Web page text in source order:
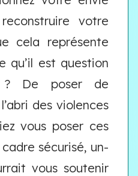
votre
cela représente
qu’il est question
De poser de
des violences
vous poser ces
sécurisé, un-
vous soutenir